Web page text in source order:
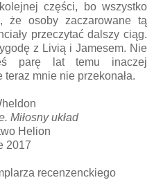
części, bo wszystko
że osoby zaczarowane tą
przeczytać dalszy ciąg.
z Livią i Jamesem. Nie
parę lat temu inaczej
teraz mnie nie przekonała.
Miłosny układ
Helion
2017
recenzenckiego